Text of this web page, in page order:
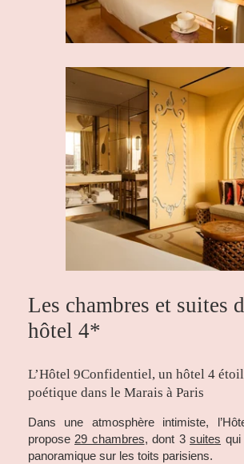
Les chambres et suites
hôtel 4*
L’Hôtel 9Confidentiel, un hôtel 4
poétique dans le Marais à Paris
Dans une atmosphère intimiste,
propose 29 chambres, dont 3suites qui
panoramique sur les toits parisiens.